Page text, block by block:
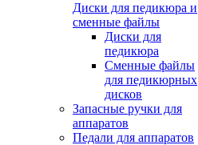
Диски для педикюра и
сменные файлы
Диски для
педикюра
Сменные файлы
для педикюрных
дисков
Запасные ручки для
аппаратов
Педали для аппаратов